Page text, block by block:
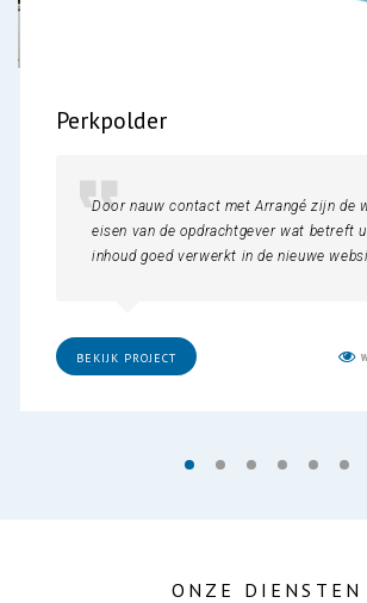
Perkpolder
Door nauw contact met Arrangé zijn de
eisen van de opdrachtgever wat betreft
inhoud goed verwerkt in de nieuwe
BEKIJK PROJECT
ONZE DIENSTEN